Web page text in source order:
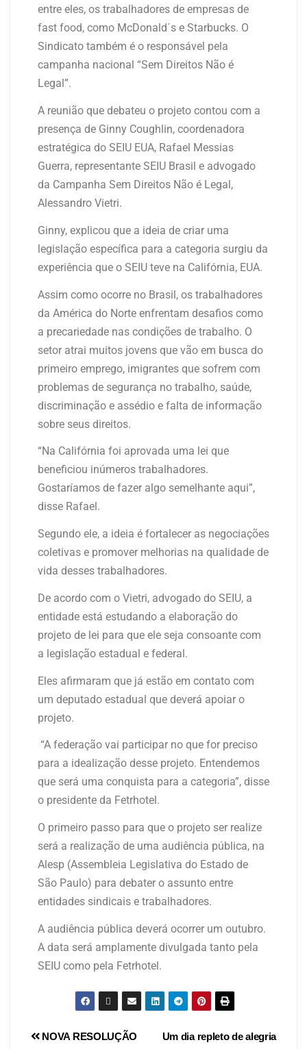
entre eles, os trabalhadores de empresas de
fast food, como McDonald´s e Starbucks. O
Sindicato também é o responsável pela
campanha nacional “Sem Direitos Não é
Legal”.
A reunião que debateu o projeto contou com a
presença de Ginny Coughlin, coordenadora
estratégica do SEIU EUA, Rafael Messias
Guerra, representante SEIU Brasil e advogado
da Campanha Sem Direitos Não é Legal,
Alessandro Vietri.
Ginny, explicou que a ideia de criar uma
legislação específica para a categoria surgiu da
experiência que o SEIU teve na Califórnia, EUA.
Assim como ocorre no Brasil, os trabalhadores
da América do Norte enfrentam desafios como
a precariedade nas condições de trabalho. O
setor atrai muitos jovens que vão em busca do
primeiro emprego, imigrantes que sofrem com
problemas de segurança no trabalho, saúde,
discriminação e assédio e falta de informação
sobre seus direitos.
“Na Califórnia foi aprovada uma lei que
beneficiou inúmeros trabalhadores.
Gostaríamos de fazer algo semelhante aqui”,
disse Rafael.
Segundo ele, a ideia é fortalecer as negociações
coletivas e promover melhorias na qualidade de
vida desses trabalhadores.
De acordo com o Vietri, advogado do SEIU, a
entidade está estudando a elaboração do
projeto de lei para que ele seja consoante com
a legislação estadual e federal.
Eles afirmaram que já estão em contato com
um deputado estadual que deverá apoiar o
projeto.
“A federação vai participar no que for preciso
para a idealização desse projeto. Entendemos
que será uma conquista para a categoria”, disse
o presidente da Fetrhotel.
O primeiro passo para que o projeto ser realize
será a realização de uma audiência pública, na
Alesp (Assembleia Legislativa do Estado de
São Paulo) para debater o assunto entre
entidades sindicais e trabalhadores.
A audiência pública deverá ocorrer um outubro.
A data será amplamente divulgada tanto pela
SEIU como pela Fetrhotel.
Um dia repleto de alegria
NOVA RESOLUÇÃO